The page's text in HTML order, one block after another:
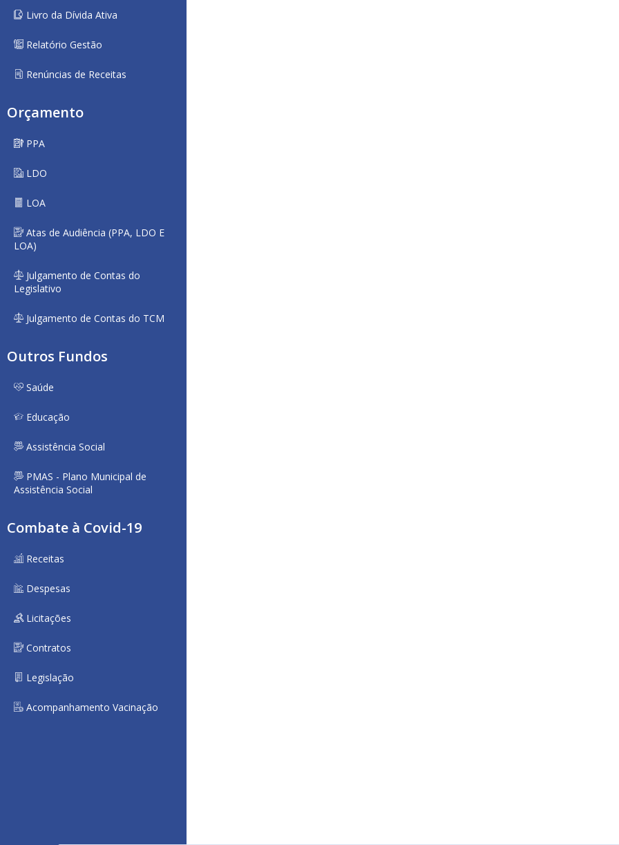
Livro da Dívida Ativa
Relatório Gestão
Renúncias de Receitas
Orçamento
PPA
LDO
LOA
Atas de Audiência (PPA, LDO E
LOA)
Julgamento de Contas do
Legislativo
Julgamento de Contas do TCM
Outros Fundos
Saúde
Educação
Assistência Social
PMAS - Plano Municipal de
Assistência Social
Combate à Covid-19
Receitas
Despesas
Licitações
Contratos
Legislação
Acompanhamento Vacinação